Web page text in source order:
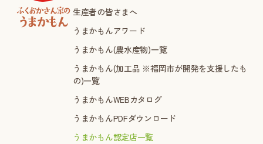
生産者の皆さまへ
うまかもんアワード
うまかもん(農水産物)一覧
うまかもん(加工品 ※福岡市が開発を支援したも
の)一覧
うまかもんWEBカタログ
うまかもんPDFダウンロード
うまかもん認定店一覧